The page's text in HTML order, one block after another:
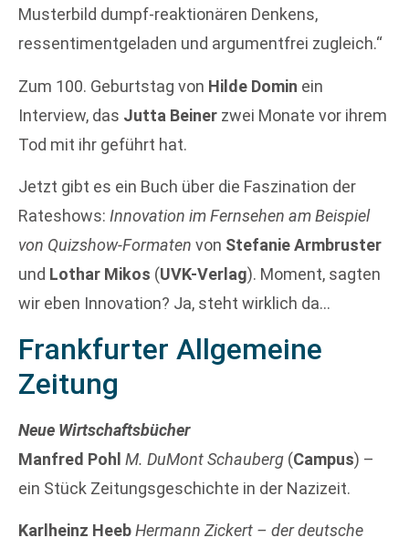
Musterbild dumpf-reaktionären Denkens,
ressentimentgeladen und argumentfrei zugleich.“
Zum 100. Geburtstag von Hilde Domin ein
Interview, das Jutta Beiner zwei Monate vor ihrem
Tod mit ihr geführt hat.
Jetzt gibt es ein Buch über die Faszination der
Rateshows: Innovation im Fernsehen am Beispiel
von Quizshow-Formaten von Stefanie Armbruster
und Lothar Mikos (UVK-Verlag). Moment, sagten
wir eben Innovation? Ja, steht wirklich da…
Frankfurter Allgemeine
Zeitung
Neue Wirtschaftsbücher
Manfred Pohl M. DuMont Schauberg (Campus) –
ein Stück Zeitungsgeschichte in der Nazizeit.
Karlheinz HeebHermann Zickert – der deutsche